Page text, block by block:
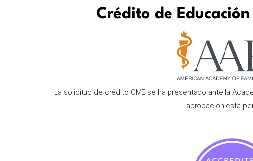
Crédito de
La solicitud de crédito CME se ha presentado ante la
aprobación está